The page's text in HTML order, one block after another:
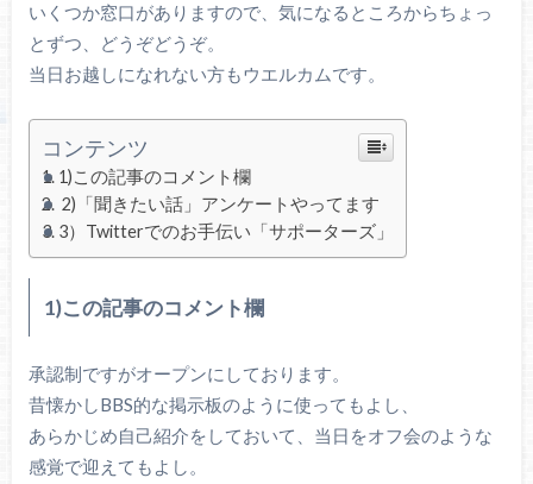
いくつか窓口がありますので、気になるところからちょっ
とずつ、どうぞどうぞ。
当日お越しになれない方もウエルカムです。
コンテンツ
1)この記事のコメント欄
2)「聞きたい話」アンケートやってます
3）Twitterでのお手伝い「サポーターズ」
1)この記事のコメント欄
承認制ですがオープンにしております。
昔懐かしBBS的な掲示板のように使ってもよし、
あらかじめ自己紹介をしておいて、当日をオフ会のような
感覚で迎えてもよし。